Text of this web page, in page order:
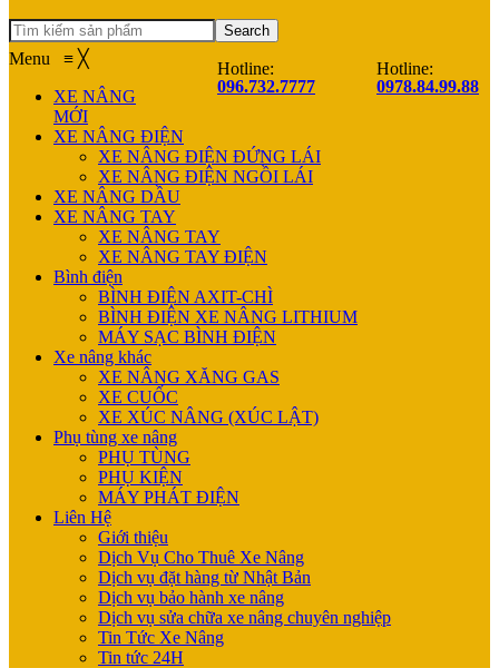
Search
Hotline:
096.732.7777
Hotline:
0978.84.99.88
Menu ≡ ╳
XE NÂNG
MỚI
XE NÂNG ĐIỆN
XE NÂNG ĐIỆN ĐỨNG LÁI
XE NÂNG ĐIỆN NGỒI LÁI
XE NÂNG DẦU
XE NÂNG TAY
XE NÂNG TAY
XE NÂNG TAY ĐIỆN
Bình điện
BÌNH ĐIỆN AXIT-CHÌ
BÌNH ĐIỆN XE NÂNG LITHIUM
MÁY SẠC BÌNH ĐIỆN
Xe nâng khác
XE NÂNG XĂNG GAS
XE CUỐC
XE XÚC NÂNG (XÚC LẬT)
Phụ tùng xe nâng
PHỤ TÙNG
PHỤ KIỆN
MÁY PHÁT ĐIỆN
Liên Hệ
Giới thiệu
Dịch Vụ Cho Thuê Xe Nâng
Dịch vụ đặt hàng từ Nhật Bản
Dịch vụ bảo hành xe nâng
Dịch vụ sửa chữa xe nâng chuyên nghiệp
Tin Tức Xe Nâng
Tin tức 24H